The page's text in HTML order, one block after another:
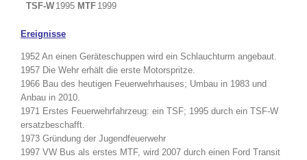
TSF-W 1995 MTF 1999
Ereignisse
1952 An einen Geräteschuppen wird ein Schlauchturm angebaut.
1957 Die Wehr erhält die erste Motorspritze.
1966 Bau des heutigen Feuerwehrhauses; Umbau in 1983 und
Anbau in 2010.
1971 Erstes Feuerwehrfahrzeug: ein TSF; 1995 durch ein TSF-W
ersatzbeschafft.
1973 Gründung der Jugendfeuerwehr
1997 VW Bus als erstes MTF, wird 2007 durch einen Ford Transit